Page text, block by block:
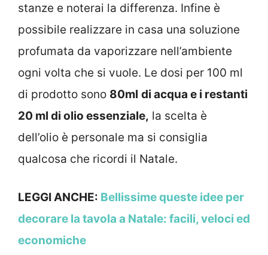
stanze e noterai la differenza. Infine è
possibile realizzare in casa una soluzione
profumata da vaporizzare nell’ambiente
ogni volta che si vuole. Le dosi per 100 ml
di prodotto sono 80ml di acqua e i restanti
20 ml di olio essenziale, la scelta è
dell’olio è personale ma si consiglia
qualcosa che ricordi il Natale.
LEGGI ANCHE: Bellissime queste idee per
decorare la tavola a Natale: facili, veloci ed
economiche